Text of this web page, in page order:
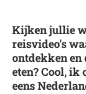
Kijken jullie
reisvideo’s
ontdekken
eten? Cool, ik
eens